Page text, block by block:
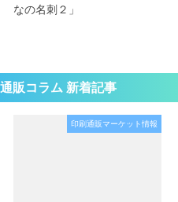
なの名刺２」
販コラム 新着記事
印刷通販マーケット情報